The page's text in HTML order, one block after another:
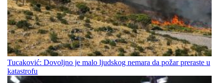
Tucaković: Dovoljno je malo ljudskog nemara da požar preraste u
katastrofu